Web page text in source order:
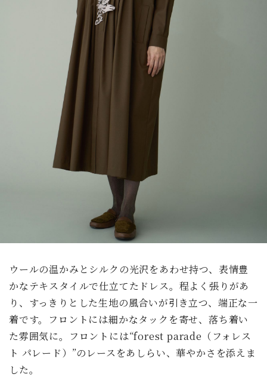
ウールの温かみとシルクの光沢をあわせ持つ、表情豊
かなテキスタイルで仕立てたドレス。程よく張りがあ
り、すっきりとした生地の風合いが引き立つ、端正な一
着です。フロントには細かなタックを寄せ、落ち着い
た雰囲気に。フロントには“forest parade（フォレス
ト パレード）”のレースをあしらい、華やかさを添えま
した。